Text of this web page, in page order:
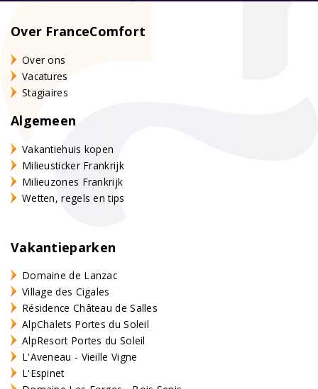
Over FranceComfort
Over ons
Vacatures
Stagiaires
Algemeen
Vakantiehuis kopen
Milieusticker Frankrijk
Milieuzones Frankrijk
Wetten, regels en tips
Vakantieparken
Domaine de Lanzac
Village des Cigales
Résidence Château de Salles
AlpChalets Portes du Soleil
AlpResort Portes du Soleil
L'Aveneau - Vieille Vigne
L'Espinet